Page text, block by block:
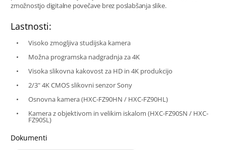
zmožnostjo digitalne povečave brez poslabšanja slike.
Lastnosti:
Visoko zmogljiva studijska kamera
Možna programska nadgradnja za 4K
Visoka slikovna kakovost za HD in 4K produkcijo
2/3" 4K CMOS slikovni senzor Sony
Osnovna kamera (HXC-FZ90HN / HXC-FZ90HL)
Kamera z objektivom in velikim iskalom (HXC-FZ90SN / HXC-
FZ90SL)
Dokumenti